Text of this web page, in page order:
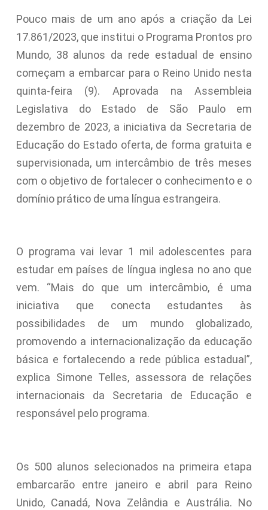
Pouco mais de um ano após a criação da Lei
17.861/2023, que institui o Programa Prontos pro
Mundo, 38 alunos da rede estadual de ensino
começam a embarcar para o Reino Unido nesta
quinta-feira (9). Aprovada na Assembleia
Legislativa do Estado de São Paulo em
dezembro de 2023, a iniciativa da Secretaria de
Educação do Estado oferta, de forma gratuita e
supervisionada, um intercâmbio de três meses
com o objetivo de fortalecer o conhecimento e o
domínio prático de uma língua estrangeira.
O programa vai levar 1 mil adolescentes para
estudar em países de língua inglesa no ano que
vem. “Mais do que um intercâmbio, é uma
iniciativa que conecta estudantes às
possibilidades de um mundo globalizado,
promovendo a internacionalização da educação
básica e fortalecendo a rede pública estadual”,
explica Simone Telles, assessora de relações
internacionais da Secretaria de Educação e
responsável pelo programa.
Os 500 alunos selecionados na primeira etapa
embarcarão entre janeiro e abril para Reino
Unido, Canadá, Nova Zelândia e Austrália. No